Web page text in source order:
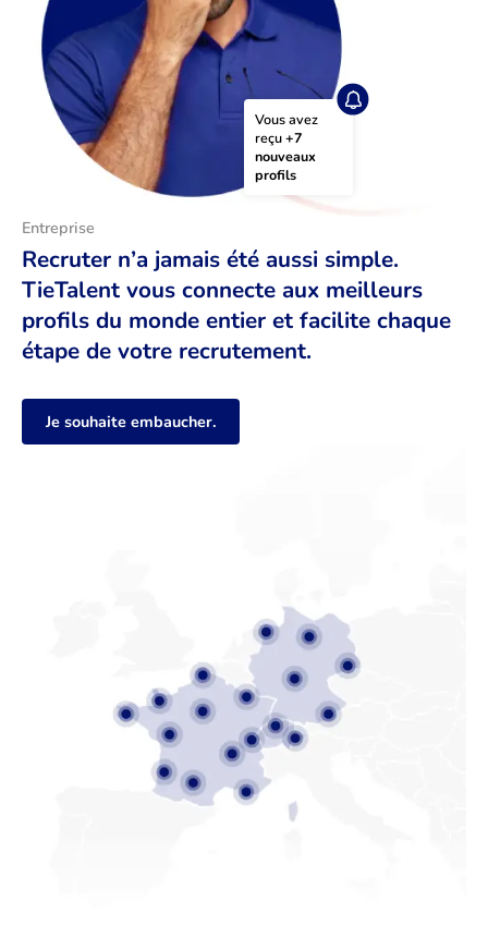
Vous avez
reçu +7
nouveaux
profils
Entreprise
Recruter n’a jamais été aussi simple.
TieTalent vous connecte aux meilleurs
profils du monde entier et facilite chaque
étape de votre recrutement.
Je souhaite embaucher.